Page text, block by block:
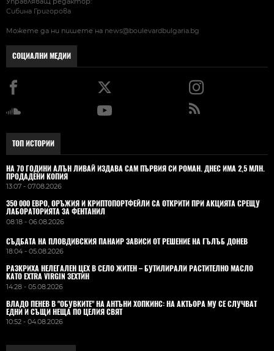
Сибина Григорова
Можете да ни пишете на news@boulevardbulgaria.bg
СОЦИАЛНИ МЕДИИ
ТОП ИСТОРИИ
НА 70 ГОДИНИ АЛЪН ЛИВАЙ ИЗДАВА САМ ПЪРВИЯ СИ РОМАН. ДНЕС ИМА 2,5 МЛН.
ПРОДАДЕНИ КОПИЯ
13:07 - 07.08.2026
350 000 ЕВРО, ОРЪЖИЯ И КРИПТОПОРТФЕЙЛИ СА ОТКРИТИ ПРИ АКЦИЯТА СРЕЩУ
ЛАБОРАТОРИЯТА ЗА ФЕНТАНИЛ
08:18 - 06.08.2026
СЪДБАТА НА ПЛОВДИВСКИЯ ПАНАИР ЗАВИСИ ОТ РЕШЕНИЕ НА ГЪЛЪБ ДОНЕВ
18:04 - 05.08.2026
РАЗКРИХА НЕЛЕГАЛЕН ЦЕХ В СЕЛО ЖИТЕН – БУТИЛИРАЛИ РАСТИТЕЛНО МАСЛО
КАТО EXTRA VIRGIN ЗЕХТИН
14:28 - 05.08.2026
ВЛАДO ПЕНЕВ В "ОБУВКИТЕ" НА АНТЪНИ ХОПКИНС: НА АКТЬОРА МУ СЕ СЛУЧВАТ
ЕДНИ И СЪЩИ НЕЩА ПО ЦЕЛИЯ СВЯТ
10:52 - 04.08.2026